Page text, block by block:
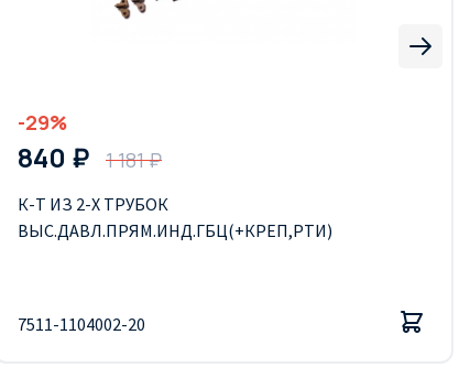
-29%
840 ₽ 1 181 ₽
К-Т ИЗ 2-Х ТРУБОК
ВЫС.ДАВЛ.ПРЯМ.ИНД.ГБЦ(+КРЕП,РТИ)
7511-1104002-20